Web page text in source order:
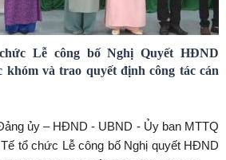
Lễ công bố Nghị Quyết HĐND
khóm và trao quyết định công tác cán
ủy – HĐND - UBND - Ủy ban MTTQ
tổ chức Lễ công bố Nghị quyết HĐND